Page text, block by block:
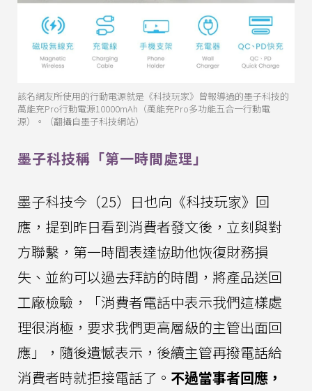
該名網友所使用的行動電源就是《科技玩家》曾報導過的墨子科技的
萬能充Pro行動電源10000mAh（萬能充Pro多功能五合一行動電
源）。（翻攝自墨子科技網站）
墨子科技稱「第一時間處理」
墨子科技今（25）日也向《科技玩家》回
應，提到昨日看到消費者發文後，立刻與對
方聯繫，第一時間表達協助他恢復財務損
失、並約可以過去拜訪的時間，將產品送回
工廠檢驗，「消費者電話中表示我們這樣處
理很消極，要求我們更高層級的主管出面回
應」，隨後遺憾表示，後續主管再撥電話給
消費者時就拒接電話了。 不過當事者回應，